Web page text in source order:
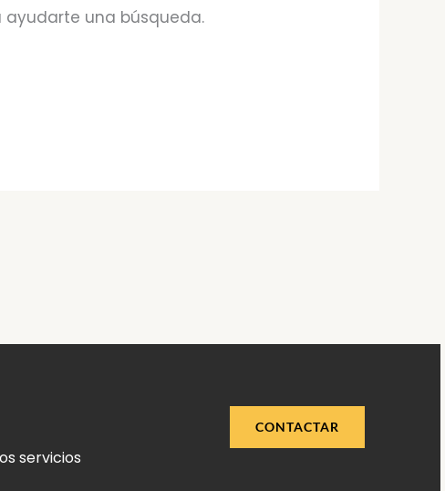
ayudarte una búsqueda.
servicios
CONTACTAR